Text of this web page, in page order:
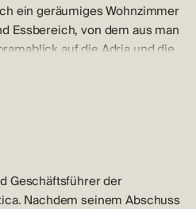
ein geräumiges Wohnzimmer
Essbereich, von dem aus man
auf die Adria und die
dieser Etage befindet sich
prägen den gesamten
und ermöglichen von jedem
Meerblick. Vor der Villa
Terrasse mit einem
des Eigentümers
einem Essbereich im
und geselligen
Geschäftsführer der
Nachdem seinem Abschuss